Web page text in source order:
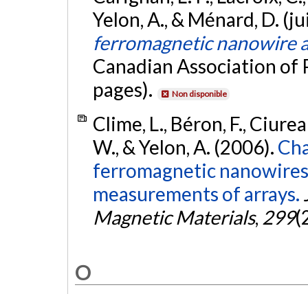
Yelon, A., & Ménard, D.
ferromagnetic nanowire
Canadian Association of
pages).
Non disponible
Clime, L., Béron, F.,
W., & Yelon, A. (2006).
ferromagnetic
measurements of arrays.
Magnetic Materials, 299
O